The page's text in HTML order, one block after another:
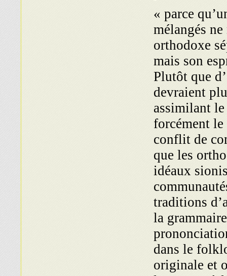
« parce
mélangés
orthodoxe
mais son
Plutôt que
devraient
assimilant
forcément
conflit de
que les
idéaux
traditions
la
dans le
originale et